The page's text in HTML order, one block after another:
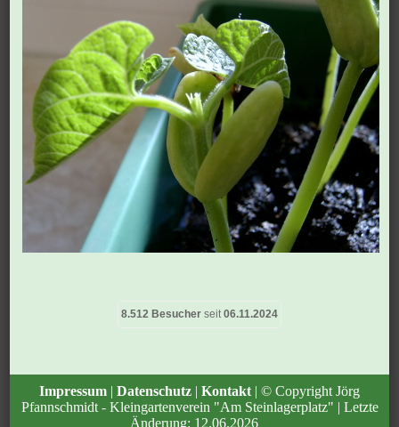
8.512 Besucher seit06.11.2024
Impressum | Datenschutz | Kontakt | © Copyright Jörg
Pfannschmidt - Kleingartenverein "Am Steinlagerplatz" | Letzte
Änderung: 12.06.2026